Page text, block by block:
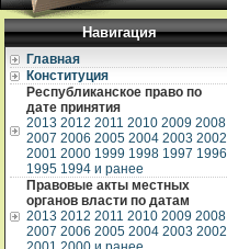
Навигация
Главная
Конституция
Республиканское право по
дате принятия
2013 2012 2011 2010 2009 2008
2007 2006 2005 2004 2003 2002
2001 2000 1999 1998 1997 1996
1995 1994 и ранее
Правовые акты местных
органов власти по датам
2013 2012 2011 2010 2009 2008
2007 2006 2005 2004 2003 2002